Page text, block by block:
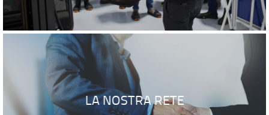
LA NOSTRA RETE